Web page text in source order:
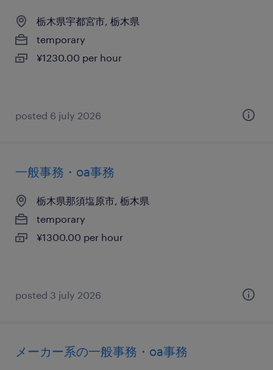
栃木県宇都宮市, 栃木県
temporary
¥1230.00 per hour
posted 6 july 2026
一般事務・oa事務
栃木県那須塩原市, 栃木県
temporary
¥1300.00 per hour
posted 3 july 2026
メーカー系の一般事務・oa事務